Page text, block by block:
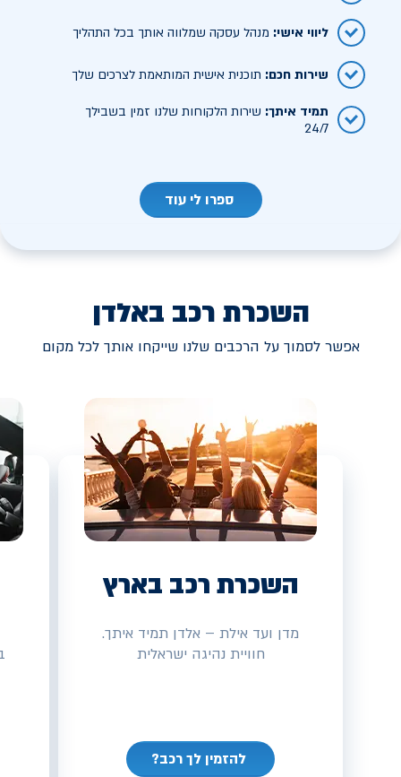
ליווי אישי: מנהל עסקה שמלווה אותך בכל התהליך
שירות חכם: תוכנית אישית המותאמת לצרכים שלך
תמיד איתך: שירות הלקוחות שלנו זמין בשבילך
24/7
ספרו לי עוד
השכרת רכב באלדן
אפשר לסמוך על הרכבים שלנו שייקחו אותך לכל מקום
השכרת רכב בארץ
מדן ועד אילת – אלדן תמיד איתך.
חוויית נהיגה ישראלית
להזמין לך רכב?